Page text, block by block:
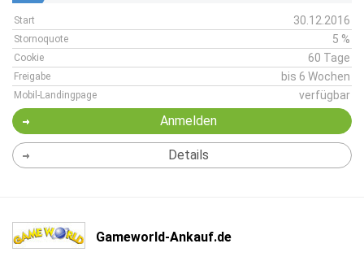
Start 30.12.2016
Stornoquote 5 %
Cookie 60 Tage
Freigabe bis 6 Wochen
Mobil-Landingpage verfügbar
Anmelden
Details
Gameworld-Ankauf.de